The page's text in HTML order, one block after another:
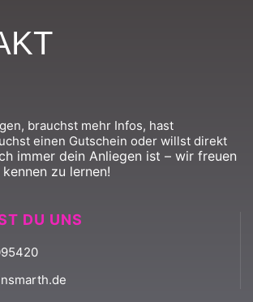
brauchst mehr Infos, hast
einen Gutschein oder willst direkt
immer dein Anliegen ist – wir freuen
zu lernen!
DU UNS